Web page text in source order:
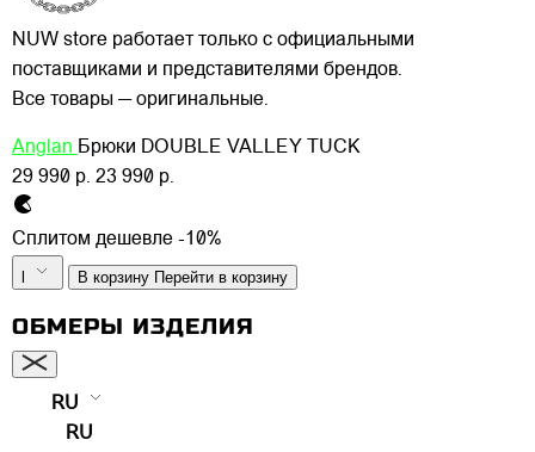
NUW store работает только с официальными
поставщиками и представителями брендов.
Все товары — оригинальные.
Anglan Брюки DOUBLE VALLEY TUCK
29 990 р. 23 990 р.
Сплитом дешевле -10%
l В корзину Перейти в корзину
ОБМЕРЫ ИЗДЕЛИЯ
RU
RU